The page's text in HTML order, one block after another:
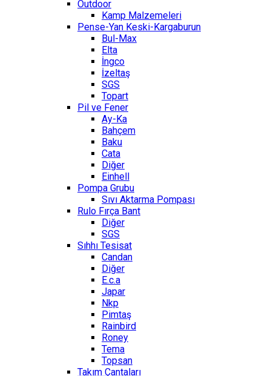
Outdoor
Kamp Malzemeleri
Pense-Yan Keski-Kargaburun
Bul-Max
Elta
İngco
İzeltaş
SGS
Topart
Pil ve Fener
Ay-Ka
Bahçem
Baku
Cata
Diğer
Einhell
Pompa Grubu
Sıvı Aktarma Pompası
Rulo Fırça Bant
Diğer
SGS
Sıhhı Tesisat
Candan
Diğer
E.c.a
Japar
Nkp
Pimtaş
Rainbird
Roney
Tema
Topsan
Takım Çantaları